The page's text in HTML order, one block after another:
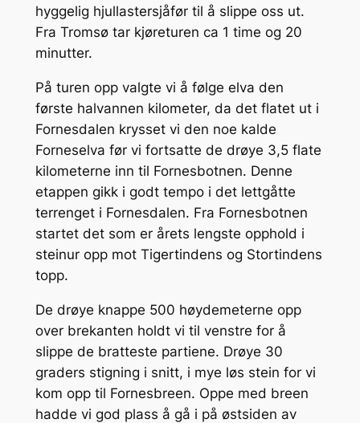
hyggelig hjullastersjåfør til å slippe oss ut.
Fra Tromsø tar kjøreturen ca 1 time og 20
minutter.
På turen opp valgte vi å følge elva den
første halvannen kilometer, da det flatet ut i
Fornesdalen krysset vi den noe kalde
Forneselva før vi fortsatte de drøye 3,5 flate
kilometerne inn til Fornesbotnen. Denne
etappen gikk i godt tempo i det lettgåtte
terrenget i Fornesdalen. Fra Fornesbotnen
startet det som er årets lengste opphold i
steinur opp mot Tigertindens og Stortindens
topp.
De drøye knappe 500 høydemeterne opp
over brekanten holdt vi til venstre for å
slippe de bratteste partiene. Drøye 30
graders stigning i snitt, i mye løs stein for vi
kom opp til Fornesbreen. Oppe med breen
hadde vi god plass å gå i på østsiden av